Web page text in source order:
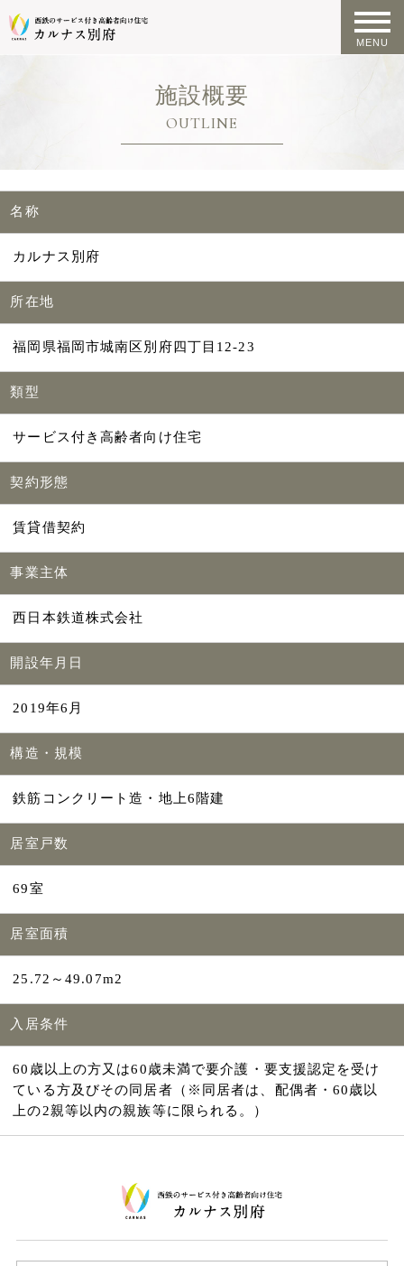
施設概要
OUTLINE
名称
カルナス別府
所在地
福岡県福岡市城南区別府四丁目12-23
類型
サービス付き高齢者向け住宅
契約形態
賃貸借契約
事業主体
西日本鉄道株式会社
開設年月日
2019年6月
構造・規模
鉄筋コンクリート造・地上6階建
居室戸数
69室
居室面積
25.72～49.07m2
入居条件
60歳以上の方又は60歳未満で要介護・要支援認定を受け
ている方及びその同居者（※同居者は、配偶者・60歳以
上の2親等以内の親族等に限られる。）